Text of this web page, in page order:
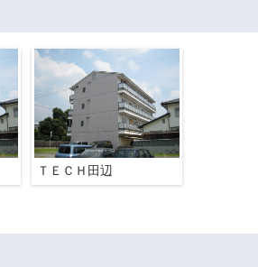
ＴＥＣＨ田辺